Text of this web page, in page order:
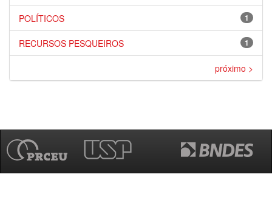
1
POLÍTICOS
1
RECURSOS PESQUEIROS
próximo >